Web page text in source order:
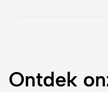
Ontdek